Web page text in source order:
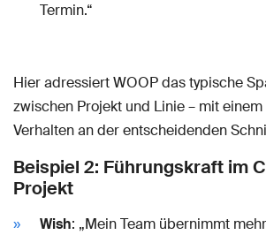
Termin.“
Hier adressiert WOOP das typische
zwischen Projekt und Linie – mit
Verhalten an der entscheidenden
Beispiel 2: Führungskraft im
Projekt
Wish: „Mein Team übernimmt